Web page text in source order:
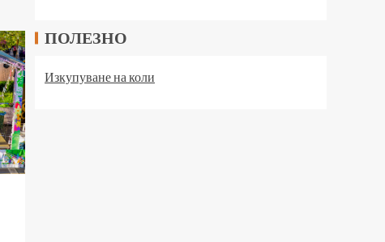
ПОЛЕЗНО
Изкупуване на коли